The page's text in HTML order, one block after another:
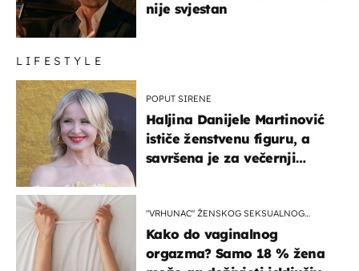
nije svjestan
LIFESTYLE
POPUT SIRENE
Haljina Danijele Martinović
ističe ženstvenu figuru, a
savršena je za večernji
"VRHUNAC" ŽENSKOG SEKSUALNOG
Kako do vaginalnog
orgazma? Samo 18 % žena